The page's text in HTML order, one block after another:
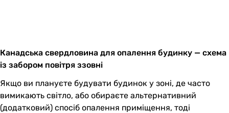
Канадська свердловина для опалення будинку — схема
із забором повітря ззовні
Якщо ви плануєте будувати будинок у зоні, де часто
вимикають світло, або обираєте альтернативний
(додатковий) спосіб опалення приміщення, тоді